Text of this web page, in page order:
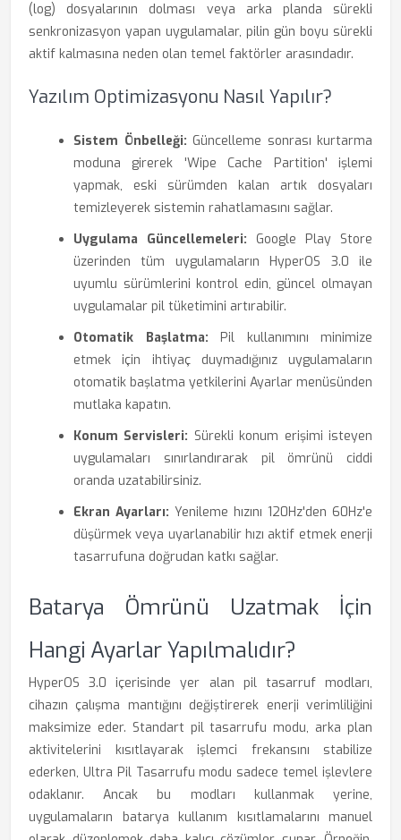
(log) dosyalarının dolması veya arka planda sürekli
senkronizasyon yapan uygulamalar, pilin gün boyu sürekli
aktif kalmasına neden olan temel faktörler arasındadır.
Yazılım Optimizasyonu Nasıl Yapılır?
Sistem Önbelleği: Güncelleme sonrası kurtarma
moduna girerek 'Wipe Cache Partition' işlemi
yapmak, eski sürümden kalan artık dosyaları
temizleyerek sistemin rahatlamasını sağlar.
Uygulama Güncellemeleri: Google Play Store
üzerinden tüm uygulamaların HyperOS 3.0 ile
uyumlu sürümlerini kontrol edin, güncel olmayan
uygulamalar pil tüketimini artırabilir.
Otomatik Başlatma: Pil kullanımını minimize
etmek için ihtiyaç duymadığınız uygulamaların
otomatik başlatma yetkilerini Ayarlar menüsünden
mutlaka kapatın.
Konum Servisleri: Sürekli konum erişimi isteyen
uygulamaları sınırlandırarak pil ömrünü ciddi
oranda uzatabilirsiniz.
Ekran Ayarları: Yenileme hızını 120Hz'den 60Hz'e
düşürmek veya uyarlanabilir hızı aktif etmek enerji
tasarrufuna doğrudan katkı sağlar.
Batarya Ömrünü Uzatmak İçin
Hangi Ayarlar Yapılmalıdır?
HyperOS 3.0 içerisinde yer alan pil tasarruf modları,
cihazın çalışma mantığını değiştirerek enerji verimliliğini
maksimize eder. Standart pil tasarrufu modu, arka plan
aktivitelerini kısıtlayarak işlemci frekansını stabilize
ederken, Ultra Pil Tasarrufu modu sadece temel işlevlere
odaklanır. Ancak bu modları kullanmak yerine,
uygulamaların batarya kullanım kısıtlamalarını manuel